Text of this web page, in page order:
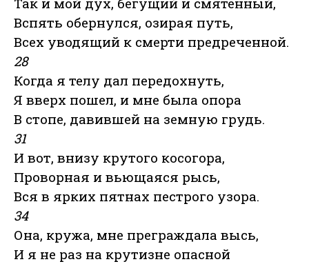
Вспять обернулся, озирая путь,
Всех уводящий к смерти предреченной.
28
Когда я телу дал передохнуть,
Я вверх пошел, и мне была опора
В стопе, давившей на земную грудь.
31
И вот, внизу крутого косогора,
Проворная и вьющаяся рысь,
Вся в ярких пятнах пестрого узора.
34
Она, кружа, мне преграждала высь,
И я не раз на крутизне опасной